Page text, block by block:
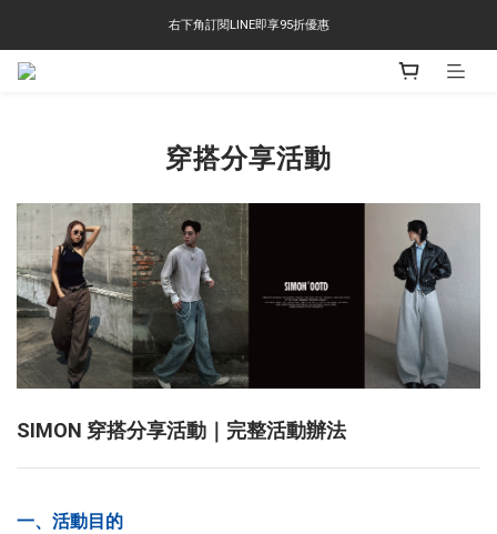
右下角訂閱LINE即享95折優惠
右下角訂閱LINE即享95折優惠
TS-2618 涼感短T 多版型選擇,涼感優惠 單件390 兩件750 三件1000 十件3000
穿搭分享活動
SIMON 穿搭分享活動 完整活動辦法
一、活動目的